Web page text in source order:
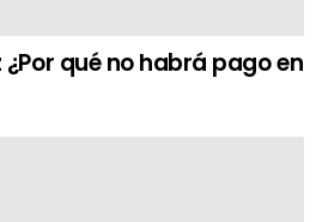
qué no habrá pago en